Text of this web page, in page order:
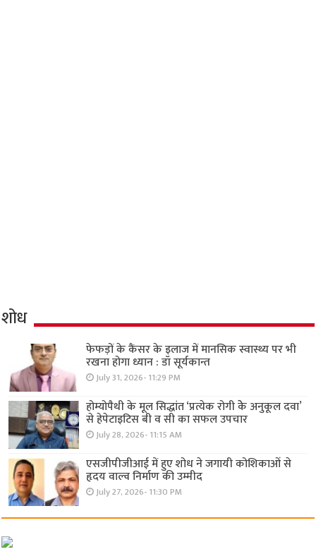
शोध
फेफड़ों के कैंसर के इलाज में मानसिक स्वास्थ्य पर भी
रखना होगा ध्यान : डॉ सूर्यकान्त
July 31, 2026- 11:29 PM
होम्योपैथी के मूल सिद्धांत ‘प्रत्येक रोगी केे अनुकूल दवा’
से हेपेटाइटिस बी व सी का सफल उपचार
July 28, 2026- 11:15 AM
एसजीपीजीआई में हुए शोध ने जगायी कोशिकाओं से
हृदय वाल्व निर्माण की उम्मीद
July 27, 2026- 11:30 PM